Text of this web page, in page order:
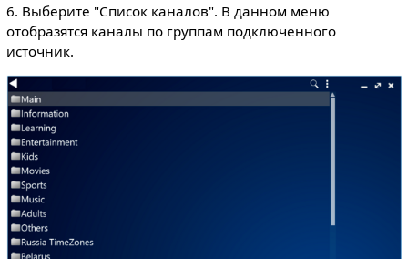
6. Выберите "Список каналов". В данном меню
отобразятся каналы по группам подключенного
источник.